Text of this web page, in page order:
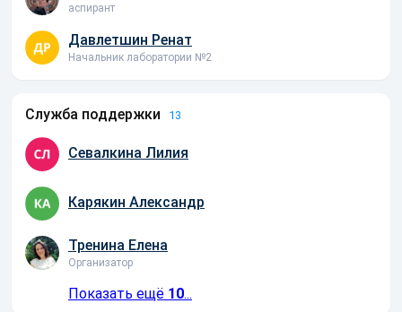
аспирант
Давлетшин Ренат
Начальник лаборатории №2
Служба поддержки 13
Севалкина Лилия
Карякин Александр
Тренина Елена
Организатор
Показать ещё 10...